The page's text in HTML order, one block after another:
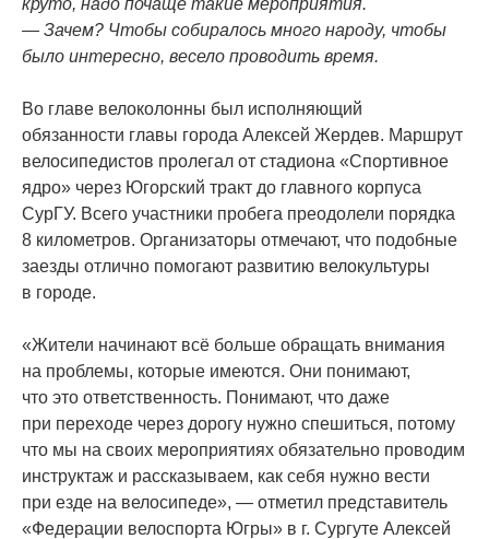
— Зачем? Чтобы собиралось много народу, чтобы
было интересно, весело проводить время.
Во главе велоколонны был исполняющий
обязанности главы города Алексей Жердев. Маршрут
велосипедистов пролегал от стадиона «Спортивное
ядро» через Югорский тракт до главного корпуса
СурГУ. Всего участники пробега преодолели порядка
8 километров. Организаторы отмечают, что подобные
заезды отлично помогают развитию велокультуры
в городе.
«Жители начинают всё больше обращать внимания
на проблемы, которые имеются. Они понимают,
что это ответственность. Понимают, что даже
при переходе через дорогу нужно спешиться, потому
что мы на своих мероприятиях обязательно проводим
инструктаж и рассказываем, как себя нужно вести
при езде на велосипеде», — отметил представитель
«Федерации велоспорта Югры» в г. Сургуте Алексей